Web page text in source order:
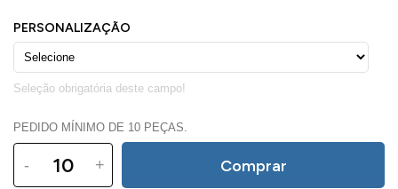
PEDIDO MÍNIMO DE 10 PEÇAS.
- + Comprar